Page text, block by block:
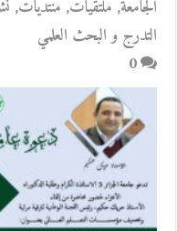
الجامعة, ملتقيات, منتديات,
التدرج و البحث العلمي
0